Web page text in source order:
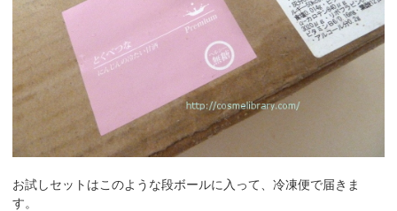
お試しセットはこのような段ボールに入って、冷凍便で届きま
す。